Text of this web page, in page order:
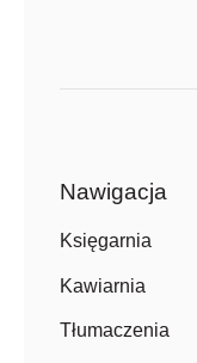
Nawigacja
Księgarnia
Kawiarnia
Tłumaczenia